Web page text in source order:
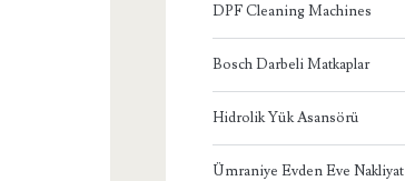
DPF Cleaning Machines
Bosch Darbeli Matkaplar
Hidrolik Yük Asansörü
Ümraniye Evden Eve Nakliyat